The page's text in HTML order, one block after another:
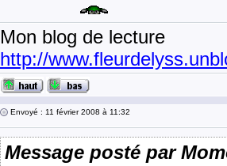
Mon blog de lecture
http://
Envoyé : 11 février 2008 à 11:32
Message posté par